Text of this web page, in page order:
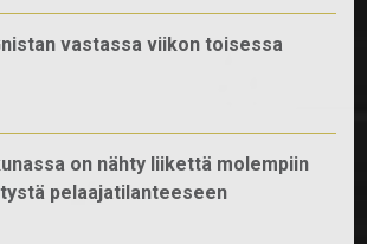
vastassa viikon toisessa
on nähty liikettä molempiin
pelaajatilanteeseen